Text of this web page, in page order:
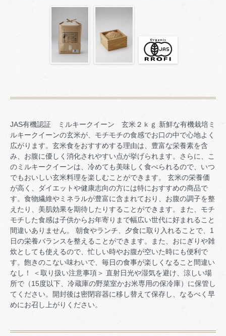
JAS有機認証 ミルキークイーン 玄米２ｋｇ 新鮮な有機栽培ミ
ルキークイーンの玄米が、モチモチの食感でお口の中で心地よく
広がります。玄米食をおすすめする理由は、豊富な栄養素を含
み、お腹に優しく消化されやすい点が挙げられます。さらに、こ
のミルキークイーンは、冷めても美味しく食べられるので、いつ
でもおいしい玄米料理を楽しむことができます。 玄米の栄養価
が高く、ダイエットや健康志向の方には特におすすめの商品で
す。食物繊維やミネラルが豊富に含まれており、お腹の調子を整
えたり、美肌効果を期待したりすることができます。また、モチ
モチした食感は子供からお年寄りまで幅広い世代に好まれること
間違いありません。 朝食やランチ、夕食に取り入れることで、1
日の栄養バランスを整えることができます。また、おにぎりや雑
炊としても使えるので、忙しい時やお腹が空いた時にも便利で
す。飽きのこない味わいで、毎日の食事が楽しくなること間違い
なし！ ＜取り扱い注意事項＞ 直射日光や湿気を避け、涼しい場
所で（15度以下、冷蔵庫の野菜室かお米専用の保冷庫）に保管し
てください。開封後は密閉容器に移し替えて保存し、なるべく早
めにお召し上がりください。